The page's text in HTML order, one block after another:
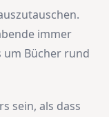
immer
um Bücher rund
sein, als dass